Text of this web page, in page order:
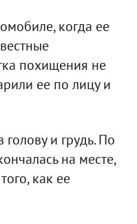
когда ее
похищения не
ее по лицу и
и грудь. По
на месте,
как ее